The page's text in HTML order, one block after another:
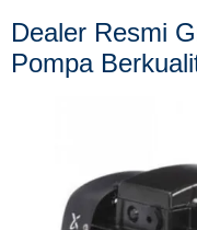
Dealer Resmi
Pompa